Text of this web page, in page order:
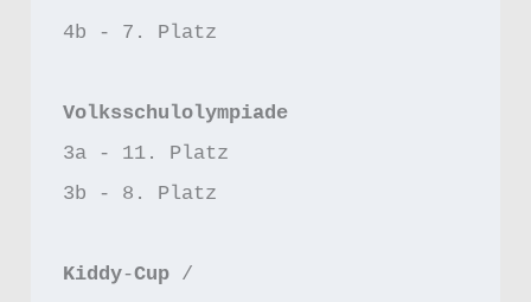
4b - 7. Platz
Volksschulolympiade
3a - 11. Platz
3b - 8. Platz
Kiddy-Cup